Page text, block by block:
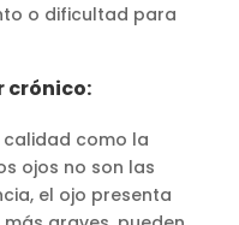
o dificultad para
crónico:
calidad como la
ojos no son las
el ojo presenta